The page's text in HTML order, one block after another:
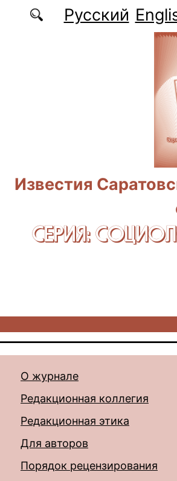
содержаниюРусский
Известия
СЕРИЯ:
О журнале
Редакционная коллегия
Редакционная этика
Для авторов
Порядок рецензирования